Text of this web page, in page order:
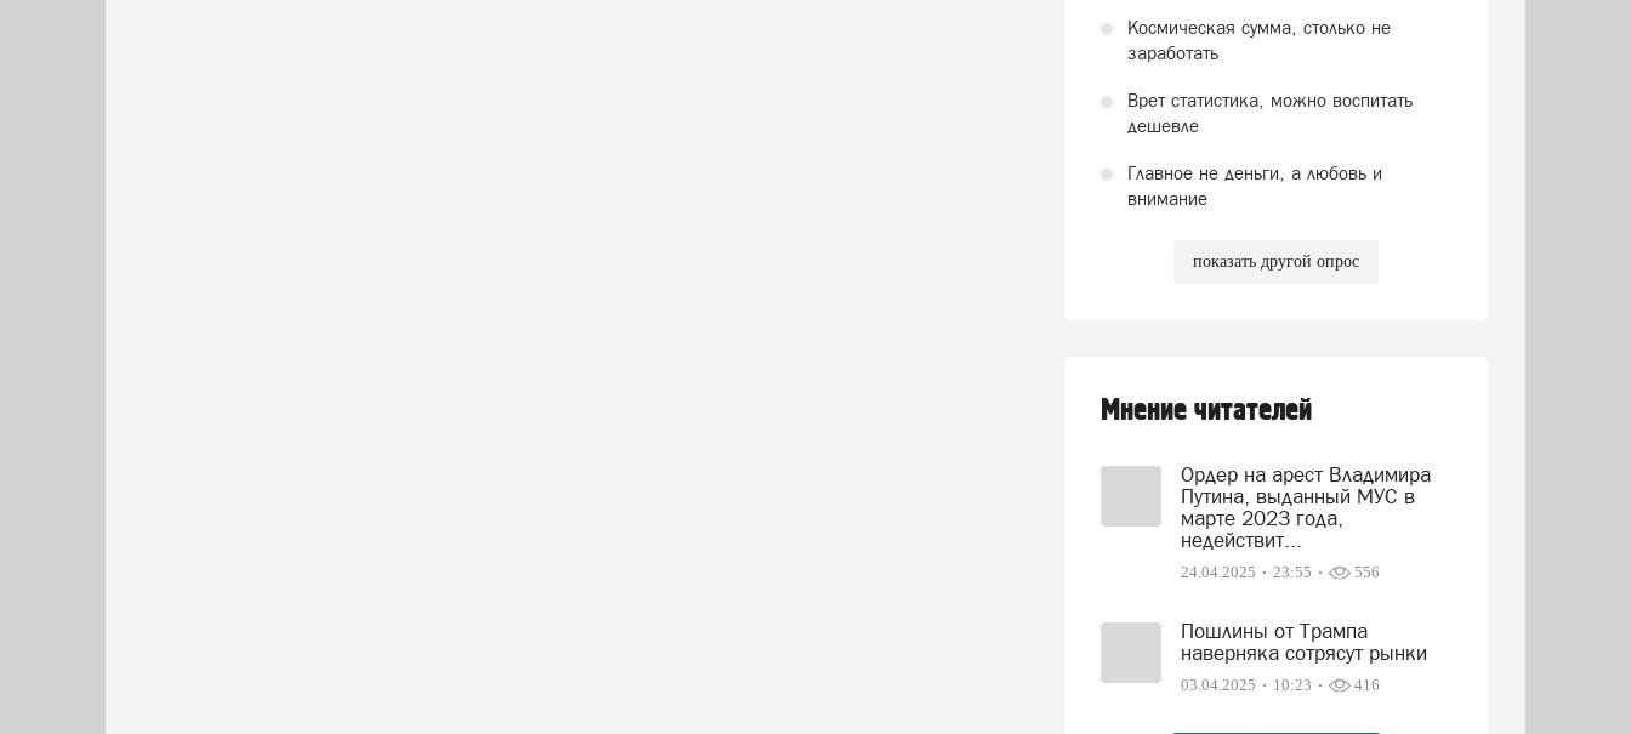
Космическая сумма, столько не
заработать
Врет статистика, можно воспитать
дешевле
Главное не деньги, а любовь и
внимание
показать другой опрос
Мнение читателей
Ордер на арест Владимира
Путина, выданный МУС в
марте 2023 года,
недействит...
24.04.2025 23:55 556
Пошлины от Трампа
наверняка сотрясут рынки
03.04.2025 10:23 416